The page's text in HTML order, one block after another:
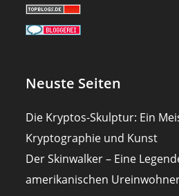
Neuste Seiten
Die Kryptos-Skulptur: Ein
Kryptographie und Kunst
Der Skinwalker – Eine
amerikanischen